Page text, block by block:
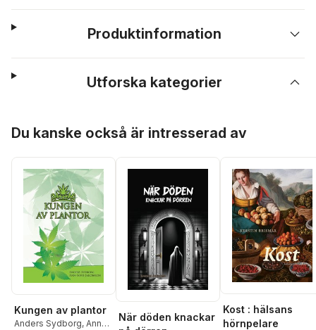
Produktinformation
Utforska kategorier
Du kanske också är intresserad av
Kungen av plantor
Anders Sydborg, Ann-
När döden knackar
Kost : hälsans
hörnpelare